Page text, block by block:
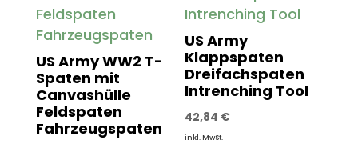
US Army WW2 T-
Spaten mit
Canvashülle
Feldspaten
Fahrzeugspaten
US Army
Klappspaten
Dreifachspaten
Intrenching Tool
42,84 €
inkl. MwSt.